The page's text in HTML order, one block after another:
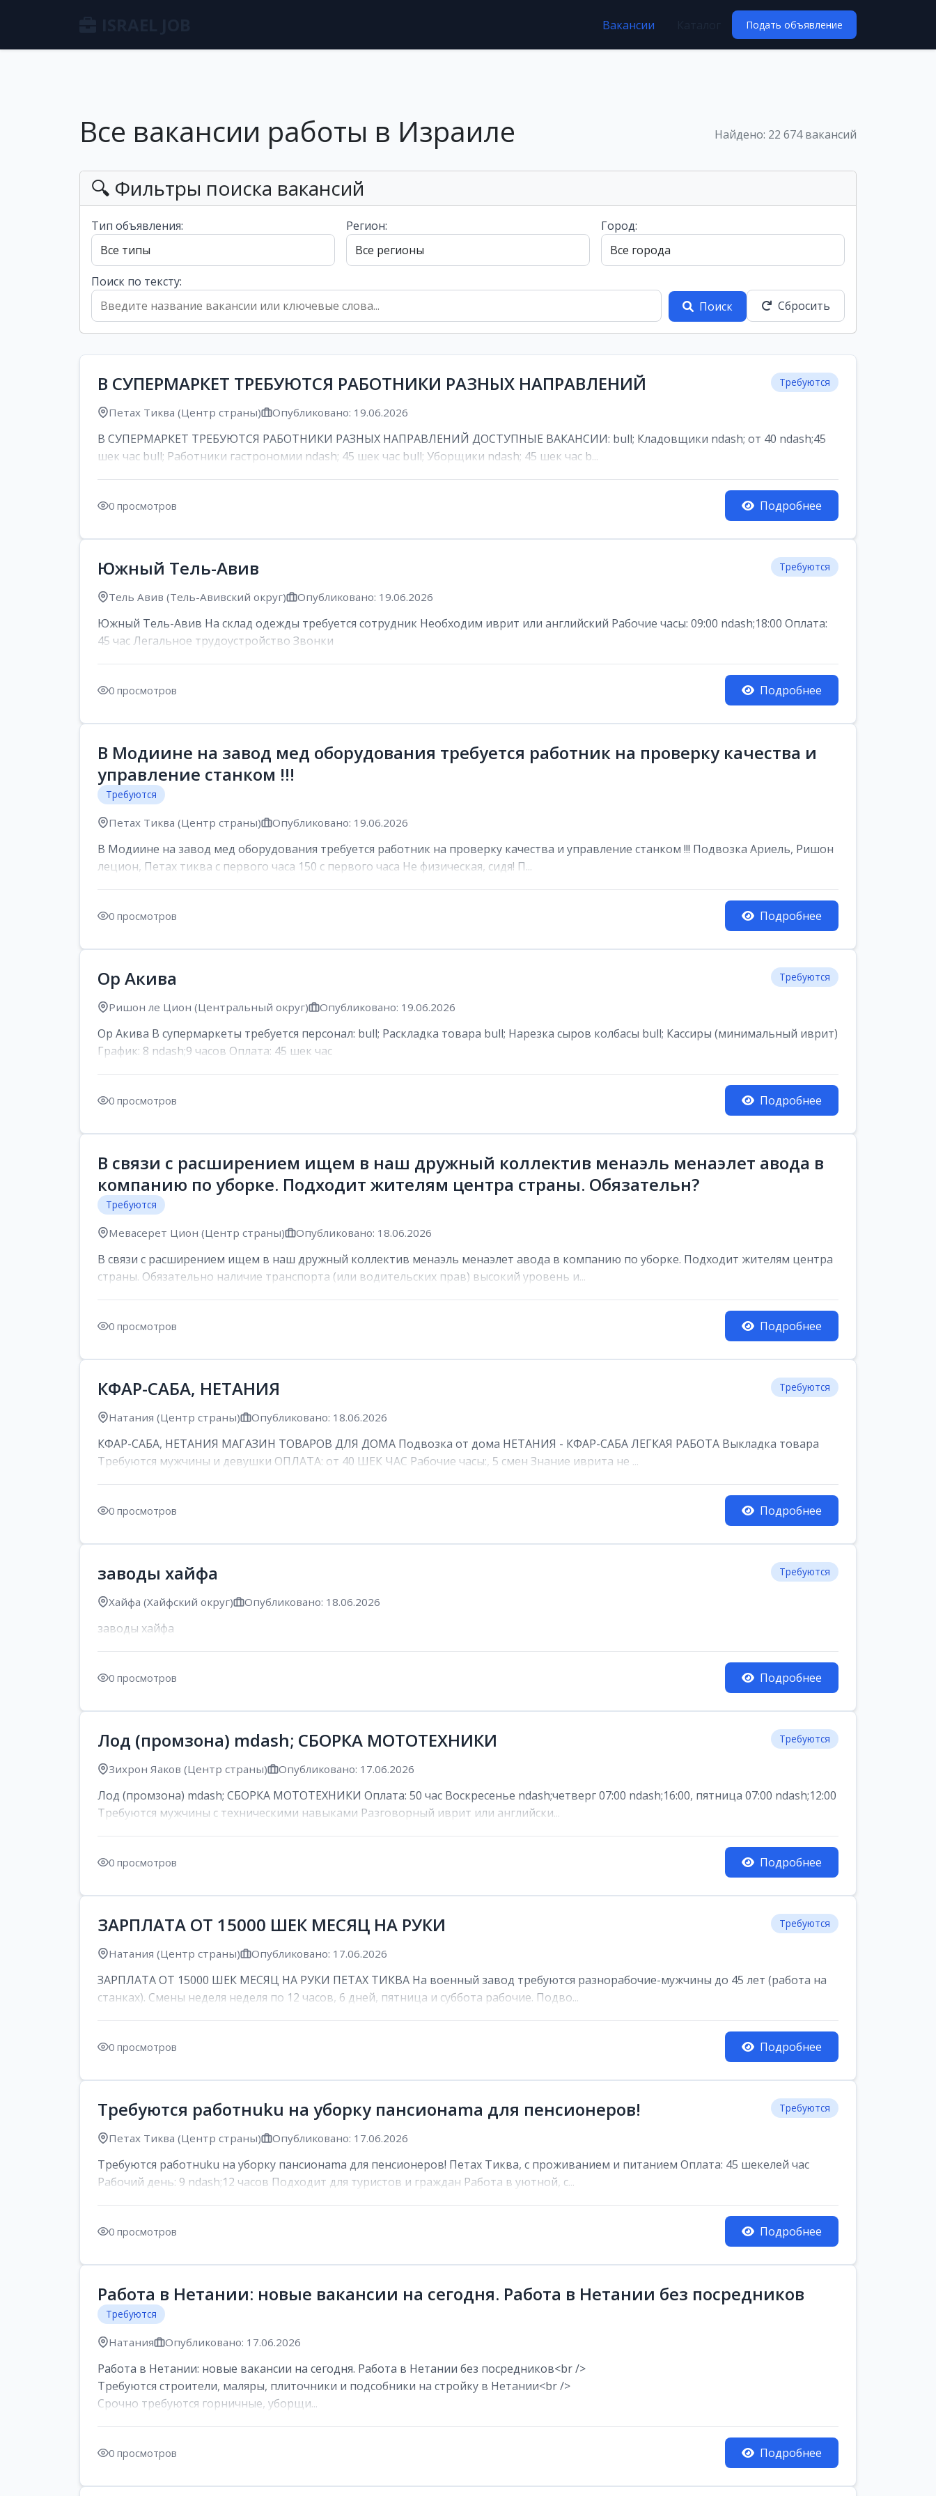
Вакансии Подать объявление
Все вакансии работы в Израиле Найдено: 22 674 вакансий
🔍 Фильтры поиска вакансий
Тип объявления: Регион: Город:
Поиск по тексту:
Поиск
Сбросить
В СУПЕРМАРКЕТ ТРЕБУЮТСЯ РАБОТНИКИ РАЗНЫХ НАПРАВЛЕНИЙ Требуются
Петах Тиква (Центр страны) Опубликовано: 19.06.2026
В СУПЕРМАРКЕТ ТРЕБУЮТСЯ РАБОТНИКИ РАЗНЫХ НАПРАВЛЕНИЙ ДОСТУПНЫЕ ВАКАНСИИ: bull; Кладовщики ndash; от 40 ndash;45
шек час bull; Работники гастрономии ndash; 45 шек час bull; Уборщики ndash; 45 шек час b...
0 просмотров Подробнее
Южный Тель-Авив Требуются
Тель Авив (Тель-Авивский округ) Опубликовано: 19.06.2026
Южный Тель-Авив На склад одежды требуется сотрудник Необходим иврит или английский Рабочие часы: 09:00 ndash;18:00 Оплата:
45 час Легальное трудоустройство Звонки
0 просмотров Подробнее
В Модиине на завод мед оборудования требуется работник на проверку качества и
управление станком !!!
Требуются
Петах Тиква (Центр страны) Опубликовано: 19.06.2026
В Модиине на завод мед оборудования требуется работник на проверку качества и управление станком !!! Подвозка Ариель, Ришон
лецион, Петах тиква с первого часа 150 с первого часа Не физическая, сидя! П...
0 просмотров Подробнее
Ор Акива Требуются
Ришон ле Цион (Центральный округ) Опубликовано: 19.06.2026
Ор Акива В супермаркеты требуется персонал: bull; Раскладка товара bull; Нарезка сыров колбасы bull; Кассиры (минимальный иврит)
График: 8 ndash;9 часов Оплата: 45 шек час
0 просмотров Подробнее
В связи с расширением ищем в наш дружный коллектив менаэль менаэлет авода в
компанию по уборке. Подходит жителям центра страны. Обязательн?
Требуются
Мевасерет Цион (Центр страны) Опубликовано: 18.06.2026
В связи с расширением ищем в наш дружный коллектив менаэль менаэлет авода в компанию по уборке. Подходит жителям центра
страны. Обязательно наличие транспорта (или водительских прав) высокий уровень и...
0 просмотров Подробнее
КФАР-САБА, НЕТАНИЯ Требуются
Натания (Центр страны) Опубликовано: 18.06.2026
КФАР-САБА, НЕТАНИЯ МАГАЗИН ТОВАРОВ ДЛЯ ДОМА Подвозка от дома НЕТАНИЯ - КФАР-САБА ЛЕГКАЯ РАБОТА Выкладка товара
Требуются мужчины и девушки ОПЛАТА: от 40 ШЕК ЧАС Рабочие часы:, 5 смен Знание иврита не ...
0 просмотров Подробнее
заводы хайфа Требуются
Хайфа (Хайфский округ) Опубликовано: 18.06.2026
заводы хайфа
0 просмотров Подробнее
Лод (промзона) mdash; СБОРКА МОТОТЕХНИКИ Требуются
Зихрон Яаков (Центр страны) Опубликовано: 17.06.2026
Лод (промзона) mdash; СБОРКА МОТОТЕХНИКИ Оплата: 50 час Воскресенье ndash;четверг 07:00 ndash;16:00, пятница 07:00 ndash;12:00
Требуются мужчины с техническими навыками Разговорный иврит или английски...
0 просмотров Подробнее
ЗАРПЛАТА ОТ 15000 ШЕК МЕСЯЦ НА РУКИ Требуются
Натания (Центр страны) Опубликовано: 17.06.2026
ЗАРПЛАТА ОТ 15000 ШЕК МЕСЯЦ НА РУКИ ПЕТАХ ТИКВА На военный завод требуются разнорабочие-мужчины до 45 лет (работа на
станках). Смены неделя неделя по 12 часов, 6 дней, пятница и суббота рабочие. Подво...
0 просмотров Подробнее
Требуются работнuku на уборку пансионama для пенсионеров! Требуются
Петах Тиква (Центр страны) Опубликовано: 17.06.2026
Требуются работнuku на уборку пансионama для пенсионеров! Петах Тиква, с проживанием и питанием Оплата: 45 шекелей час
Рабочий день: 9 ndash;12 часов Подходит для туристов и граждан Работа в уютной, с...
0 просмотров Подробнее
Работа в Нетании: новые вакансии на сегодня. Работа в Нетании без посредников
Требуются
Натания Опубликовано: 17.06.2026
Работа в Нетании: новые вакансии на сегодня. Работа в Нетании без посредников<br />
Требуются строители, маляры, плиточники и подсобники на стройку в Нетании<br />
Срочно требуются горничные, уборщи...
0 просмотров Подробнее